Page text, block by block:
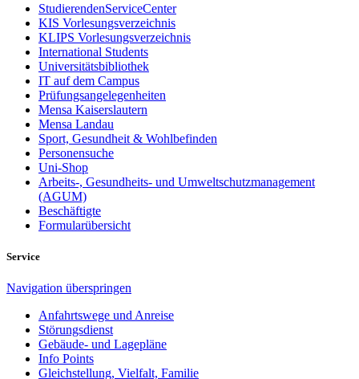
StudierendenServiceCenter
KIS Vorlesungsverzeichnis
KLIPS Vorlesungsverzeichnis
International Students
Universitätsbibliothek
IT auf dem Campus
Prüfungsangelegenheiten
Mensa Kaiserslautern
Mensa Landau
Sport, Gesundheit & Wohlbefinden
Personensuche
Uni-Shop
Arbeits-, Gesundheits- und Umweltschutzmanagement
(AGUM)
Beschäftigte
Formularübersicht
Service
Navigation überspringen
Anfahrtswege und Anreise
Störungsdienst
Gebäude- und Lagepläne
Info Points
Gleichstellung, Vielfalt, Familie